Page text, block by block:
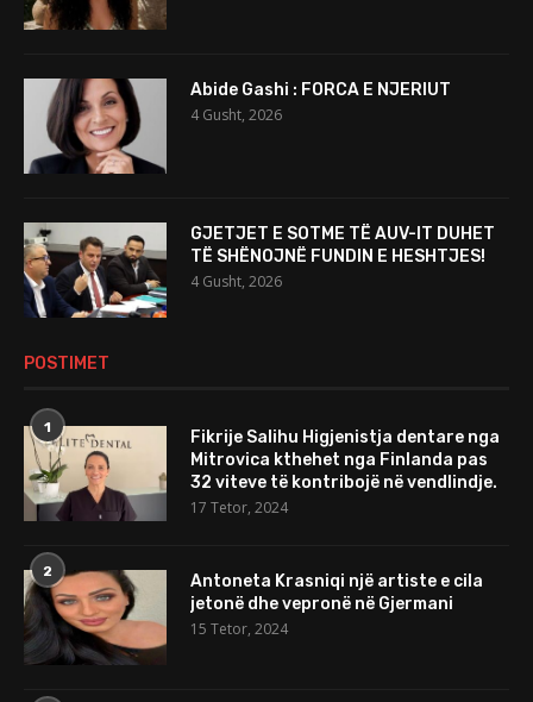
Abide Gashi : FORCA E NJERIUT
4 Gusht, 2026
GJETJET E SOTME TË AUV-IT DUHET
TË SHËNOJNË FUNDIN E HESHTJES!
4 Gusht, 2026
POSTIMET
1
Fikrije Salihu Higjenistja dentare nga
Mitrovica kthehet nga Finlanda pas
32 viteve të kontribojë në vendlindje.
17 Tetor, 2024
2
Antoneta Krasniqi një artiste e cila
jetonë dhe vepronë në Gjermani
15 Tetor, 2024